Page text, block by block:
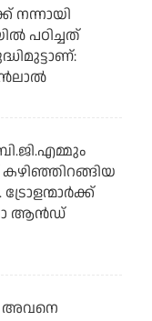
നന്നായി
പഠിച്ചത്
കഴിഞ്ഞിറങ്ങിയ
ആന്‍ഡ്
അവനെ